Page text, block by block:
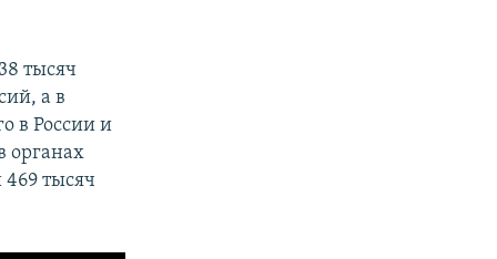
тысяч
а в
в России и
органах
тысяч